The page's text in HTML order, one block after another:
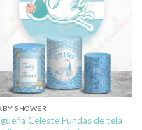
SHOWER
Celeste Fundas de tela